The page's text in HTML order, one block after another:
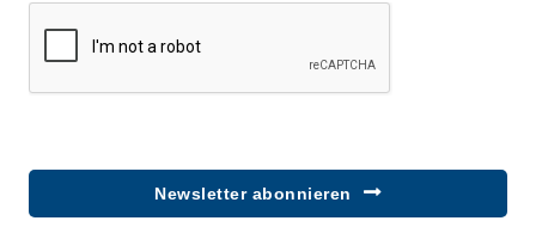
Newsletter abonnieren